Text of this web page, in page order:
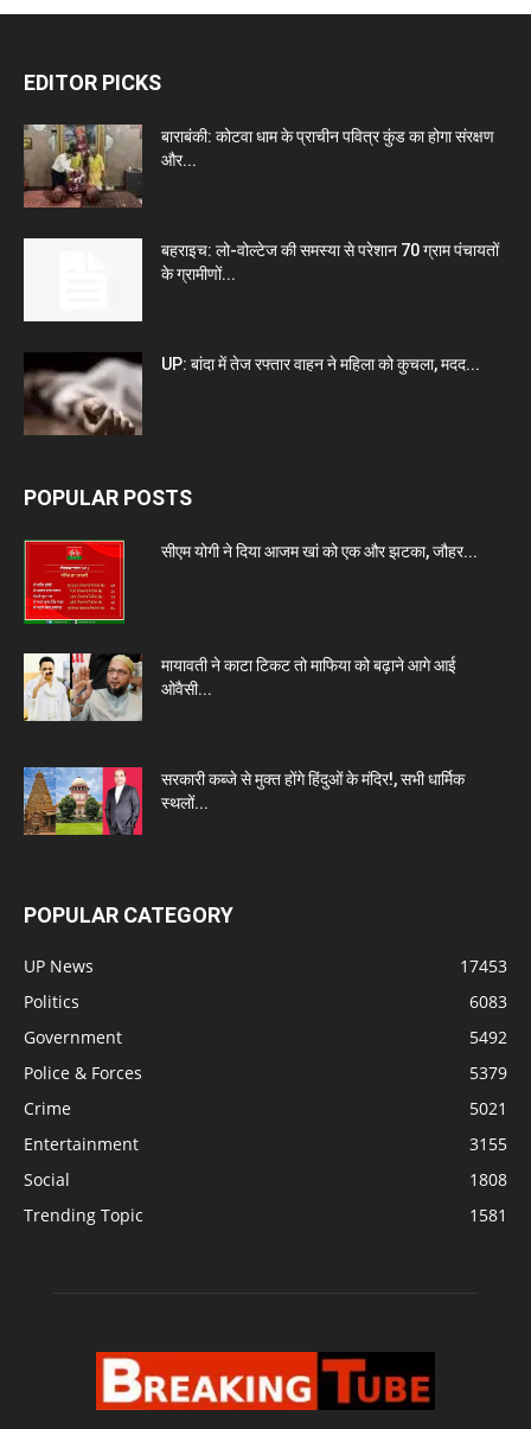
EDITOR PICKS
बाराबंकी: कोटवा धाम के प्राचीन पवित्र कुंड का होगा संरक्षण
और...
बहराइच: लो-वोल्टेज की समस्या से परेशान 70 ग्राम पंचायतों
के ग्रामीणों...
UP: बांदा में तेज रफ्तार वाहन ने महिला को कुचला, मदद...
POPULAR POSTS
सीएम योगी ने दिया आजम खां को एक और झटका, जौहर...
मायावती ने काटा टिकट तो माफिया को बढ़ाने आगे आई
ओवैसी...
सरकारी कब्जे से मुक्त होंगे हिंदुओं के मंदिर!, सभी धार्मिक
स्थलों...
POPULAR CATEGORY
UP News
17453
Politics
6083
Government
5492
Police & Forces
5379
Crime
5021
Entertainment
3155
Social
1808
Trending Topic
1581